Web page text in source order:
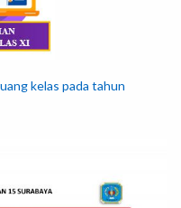
kelas pada tahun